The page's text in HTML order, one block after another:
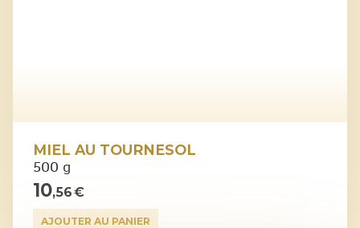
MIEL AU TOURNESOL
500 g
10,56 €
AJOUTER AU PANIER